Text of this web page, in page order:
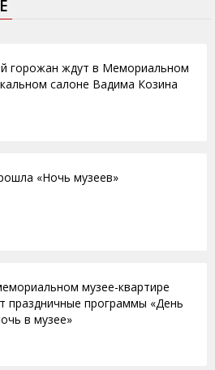
горожан ждут в Мемориальном
салоне Вадима Козина
«Ночь музеев»
музее-квартире
праздничные программы «День
в музее»